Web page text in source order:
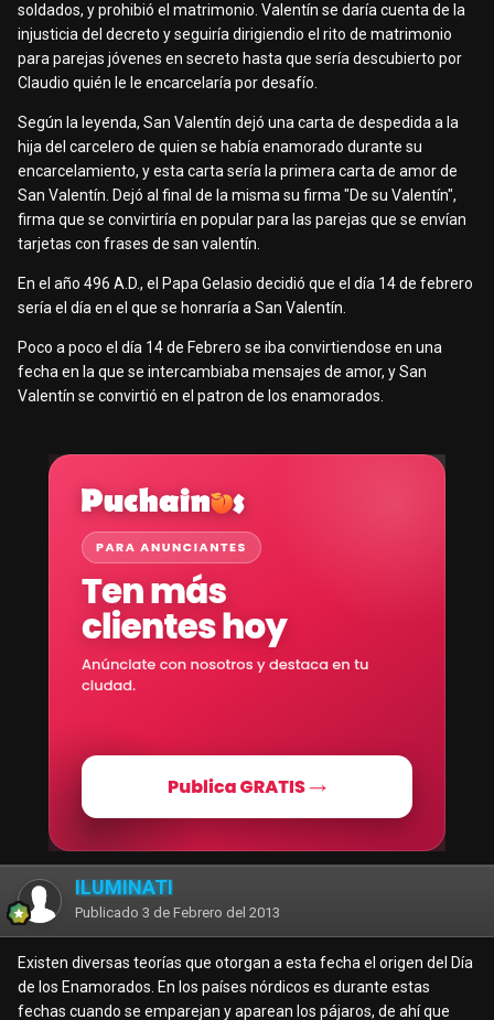
soldados, y prohibió el matrimonio. Valentín se daría cuenta de la
injusticia del decreto y seguiría dirigiendio el rito de matrimonio
para parejas jóvenes en secreto hasta que sería descubierto por
Claudio quién le le encarcelaría por desafío.
Según la leyenda, San Valentín dejó una carta de despedida a la
hija del carcelero de quien se había enamorado durante su
encarcelamiento, y esta carta sería la primera carta de amor de
San Valentín. Dejó al final de la misma su firma "De su Valentín",
firma que se convirtiría en popular para las parejas que se envían
tarjetas con frases de san valentín.
En el año 496 A.D., el Papa Gelasio decidió que el día 14 de febrero
sería el día en el que se honraría a San Valentín.
Poco a poco el día 14 de Febrero se iba convirtiendose en una
fecha en la que se intercambiaba mensajes de amor, y San
Valentín se convirtió en el patron de los enamorados.
ILUMINATI
Publicado 3 de Febrero del 2013
Existen diversas teorías que otorgan a esta fecha el origen del Día
de los Enamorados. En los países nórdicos es durante estas
fechas cuando se emparejan y aparean los pájaros, de ahí que